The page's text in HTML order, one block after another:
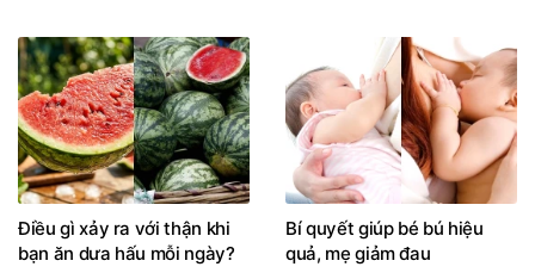
Điều gì xảy ra với thận khi
bạn ăn dưa hấu mỗi ngày?
Bí quyết giúp bé bú hiệu
quả, mẹ giảm đau